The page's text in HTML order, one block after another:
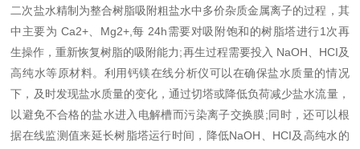
二次盐水精制为整合树脂吸附粗盐水中多价杂质金属离子的过程，其
中主要为 Ca2+、Mg2+,每 24h需要对吸附饱和的树脂塔进行1次再
生操作，重新恢复树脂的吸附能力;再生过程需要投入 NaOH、HCI及
高纯水等原材料。利用钙镁在线分析仪可以在确保盐水质量的情况
下，及时发现盐水质量的变化，通过切塔或降低负荷减少盐水流量，
以避免不合格的盐水进入电解槽而污染离子交换膜;同时，还可以根
据在线监测值来延长树脂塔运行时间，降低NaOH、HCI及高纯水的